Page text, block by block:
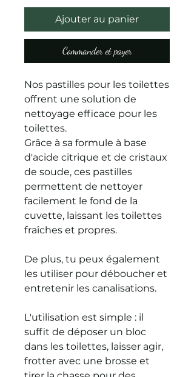
Ajouter au panier
Commander et payer
Nos pastilles pour les toilettes
offrent une solution de
nettoyage efficace pour les
toilettes.
Grâce à sa formule à base
d'acide citrique et de cristaux
de soude, ces pastilles
permettent de nettoyer
facilement le fond de la
cuvette, laissant les toilettes
fraîches et propres.
De plus, tu peux également
les utiliser pour déboucher et
entretenir les canalisations.
L'utilisation est simple : il
suffit de déposer un bloc
dans les toilettes, laisser agir,
frotter avec une brosse et